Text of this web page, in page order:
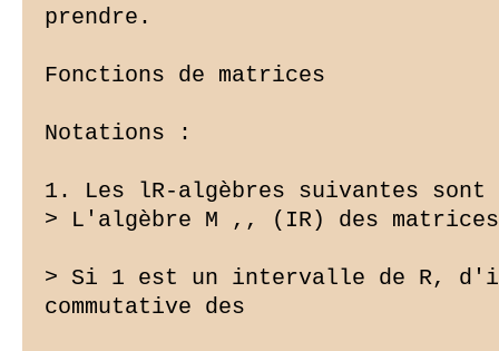
prendre.
Fonctions de matrices
Notations :
1. Les lR-algèbres suivantes
> L'algèbre M ,, (IR) des
> Si 1 est un intervalle de R,
commutative des